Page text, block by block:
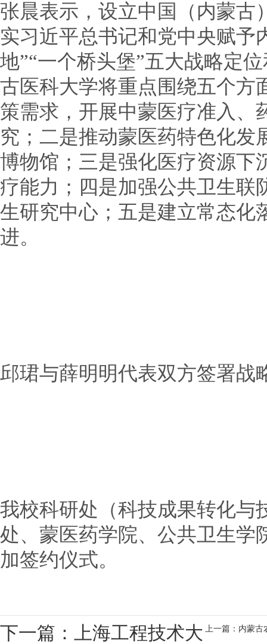
张晨表示，设立中国（内蒙古
实习近平总书记和党中央赋予
地”“一个桥头堡”五大战略定
古医科大学将重点围绕五个方
策需求，开展中蒙医疗准入、
究；二是推动蒙医药特色化发
博物馆；三是强化医疗资源下
疗能力；四是加强公共卫生联
生研究中心；五是建立常态化
进。
邱珺与薛明明代表双方签署战
我校科研处（科技成果转化与
处、蒙医药学院、公共卫生学
加签约仪式。
上一篇：内蒙古
下一篇：上海工程技术大